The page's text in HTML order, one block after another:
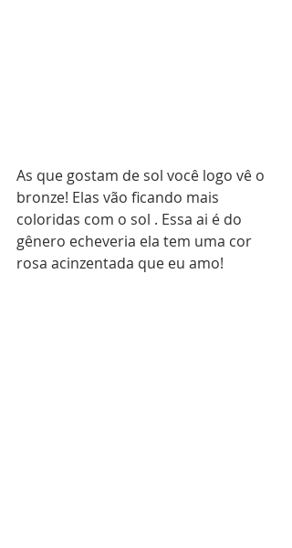
As que gostam de sol você logo vê o
bronze! Elas vão ficando mais
coloridas com o sol . Essa ai é do
gênero echeveria ela tem uma cor
rosa acinzentada que eu amo!